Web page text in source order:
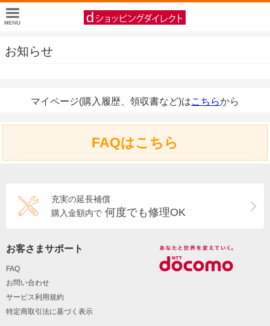
お知らせ
マイページ(購入履歴、領収書など)はこちらから
FAQはこちら
充実の延長補償
購入金額内で 何度でも修理OK
お客さまサポート
FAQ
お問い合わせ
サービス利用規約
特定商取引法に基づく表示